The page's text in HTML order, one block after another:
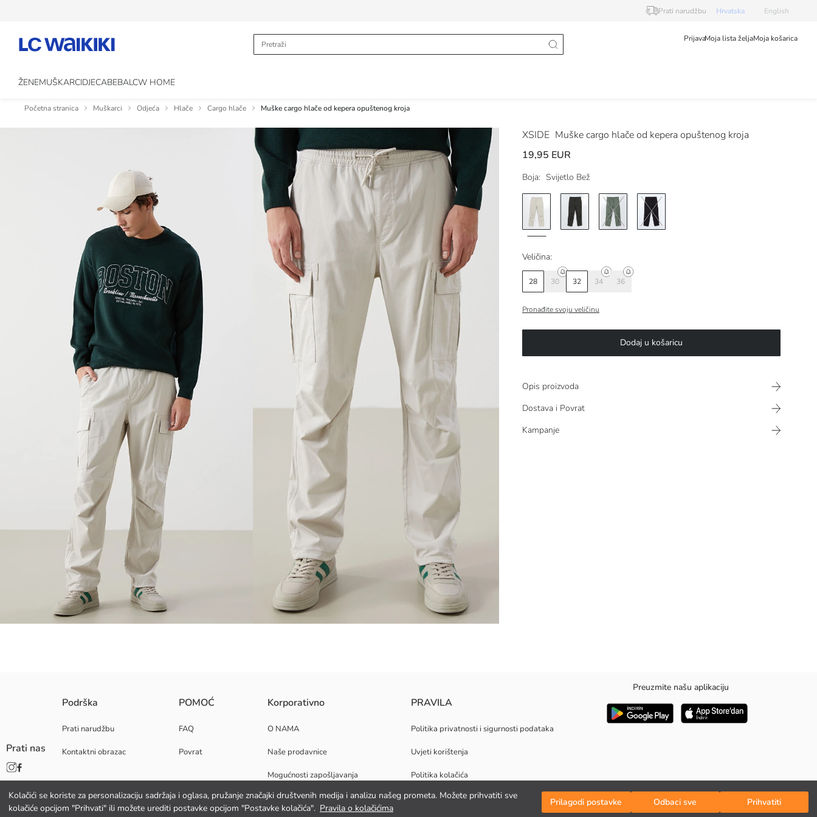
Kolačići se koriste za personalizaciju sadržaja i oglasa, pružanje značajki društvenih medija i analizu našeg prometa. Možete prihvatiti sve
kolačiće opcijom "Prihvati" ili možete urediti postavke opcijom "Postavke kolačića". Pravila o kolačićima
Prilagodi postavke Odbaci sve Prihvatiti
Prati narudžbu Hrvatska English
PrijavaMoja lista željaMoja košarica
ŽENEMUŠKARCIDJECABEBALCW HOME
Početna stranica Muškarci Odjeća Hlače Cargo hlače Muške cargo hlače od kepera opuštenog kroja
XSIDE Muške cargo hlače od kepera opuštenog kroja
19,95 EUR
Boja: Svijetlo Bež
Veličina:
28 30 32 34 36
Pronađite svoju veličinu
Dodaj u košaricu
Opis proizvoda
Dostava i Povrat
Kampanje
Muške cargo hlače s regularnim strukom i širokim krojem nogavica, izrađene od keper tkanine s visokim udjelom pamuka. Elastični struk i vezica.
Glavna Tkanina:
Podrijetlo:
Dobavljač:
Spol:
Kroj:
Podrška
Prati narudžbu
Kontaktni obrazac
POMOĆ
FAQ
Povrat
Korporativno
O NAMA
Naše prodavnice
Mogućnosti zapošljavanja
Korporativna podrška
PRAVILA
Politika privatnosti i sigurnosti podataka
Uvjeti korištenja
Politika kolačića
Preuzmite našu aplikaciju
Prati nas